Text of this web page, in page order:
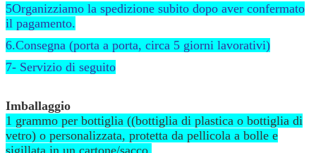
5Organizziamo la spedizione subito dopo aver confermato
il pagamento.
6.Consegna (porta a porta, circa 5 giorni lavorativi)
7- Servizio di seguito
Imballaggio
1 grammo per bottiglia ((bottiglia di plastica o bottiglia di
vetro) o personalizzata, protetta da pellicola a bolle e
sigillata in un cartone/sacco.